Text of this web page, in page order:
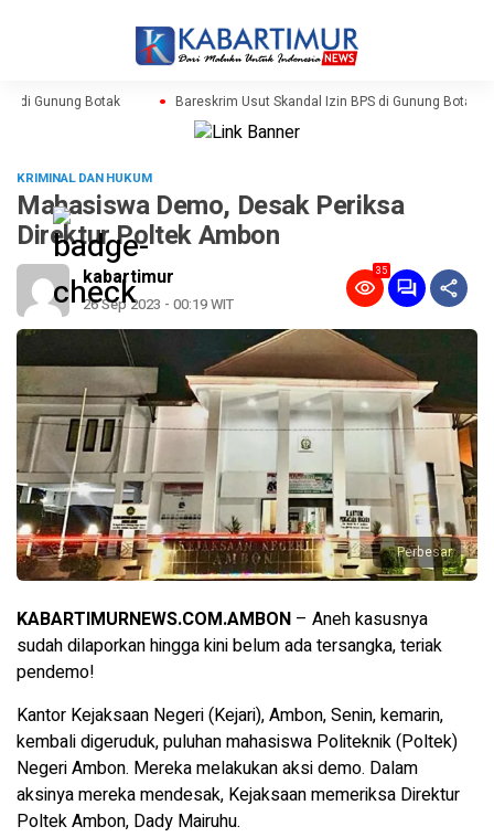
di Gunung Botak Bareskrim Usut Skandal Izin BPS di Gunung Botak
KRIMINAL DAN HUKUM
Mahasiswa Demo, Desak Periksa
Direktur Poltek Ambon
kabartimur
26 Sep 2023 - 00:19 WIT
35
Perbesar
KABARTIMURNEWS.COM.AMBON – Aneh kasusnya
sudah dilaporkan hingga kini belum ada tersangka, teriak
pendemo!
Kantor Kejaksaan Negeri (Kejari), Ambon, Senin, kemarin,
kembali digeruduk, puluhan mahasiswa Politeknik (Poltek)
Negeri Ambon. Mereka melakukan aksi demo. Dalam
aksinya mereka mendesak, Kejaksaan memeriksa Direktur
Poltek Ambon, Dady Mairuhu.